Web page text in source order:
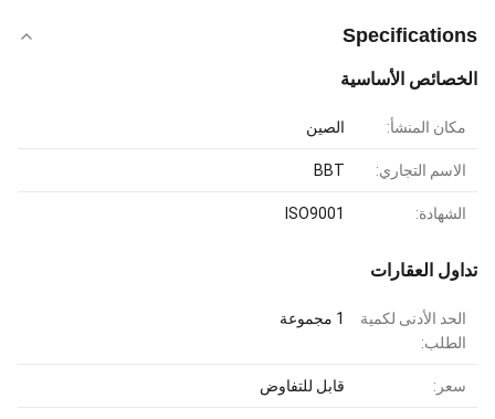
Specifications
الخصائص الأساسية
مكان المنشأ: الصين
الاسم التجاري: BBT
الشهادة: ISO9001
تداول العقارات
الحد الأدنى لكمية
الطلب:
1 مجموعة
سعر: قابل للتفاوض